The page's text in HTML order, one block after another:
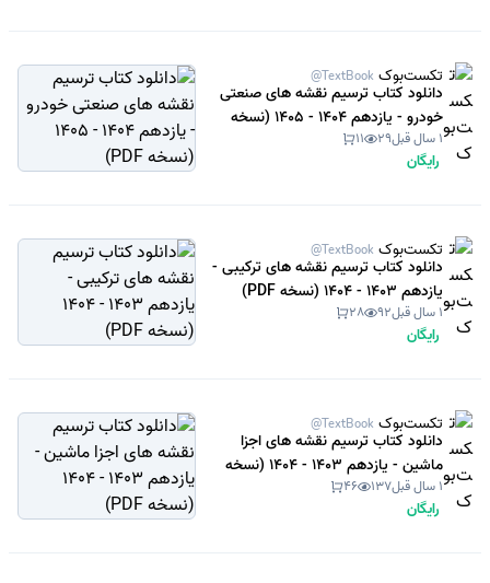
تکست‌بوک @TextBook
دانلود کتاب ترسیم نقشه های صنعتی
خودرو - یازدهم 1404 - 1405 (نسخه
PDF)1 سال قبل 29
11
رایگان
تکست‌بوک @TextBook
دانلود کتاب ترسیم نقشه های ترکیبی -
یازدهم 1403 - 1404 (نسخه PDF)
1 سال قبل 92
28
رایگان
تکست‌بوک @TextBook
دانلود کتاب ترسیم نقشه های اجزا
ماشین - یازدهم 1403 - 1404 (نسخه
PDF)1 سال قبل 137
46
رایگان